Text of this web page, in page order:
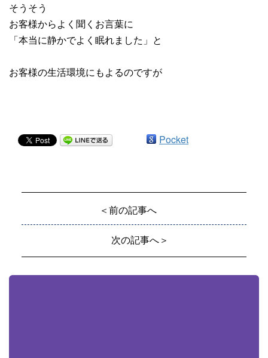
そうそう
お客様からよく聞くお言葉に
「本当に静かでよく眠れました」と
お客様の生活環境にもよるのですが
Pocket
＜前の記事へ
次の記事へ＞